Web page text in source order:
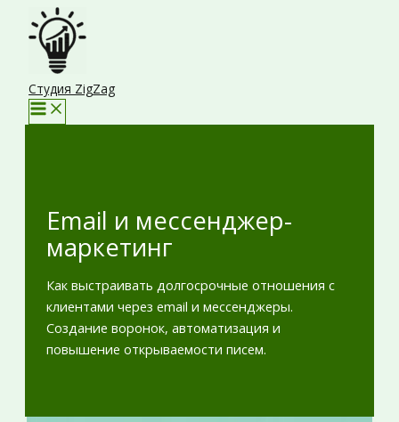
Перейти
содержимому
Студия ZigZag
Email и мессенджер-
маркетинг
Как выстраивать долгосрочные отношения с
клиентами через email и мессенджеры.
Создание воронок, автоматизация и
повышение открываемости писем.